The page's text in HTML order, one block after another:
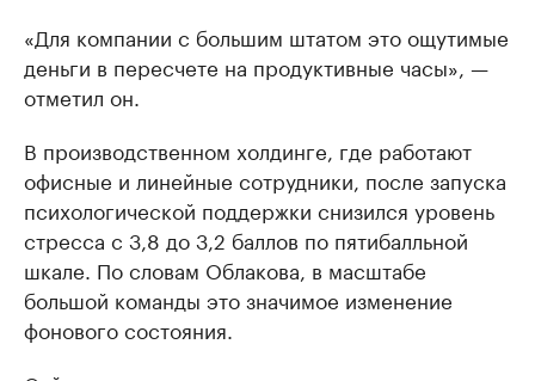
«Для компании с большим штатом это ощутимые
деньги в пересчете на продуктивные часы», —
отметил он.
В производственном холдинге, где работают
офисные и линейные сотрудники, после запуска
психологической поддержки снизился уровень
стресса с 3,8 до 3,2 баллов по пятибалльной
шкале. По словам Облакова, в масштабе
большой команды это значимое изменение
фонового состояния.